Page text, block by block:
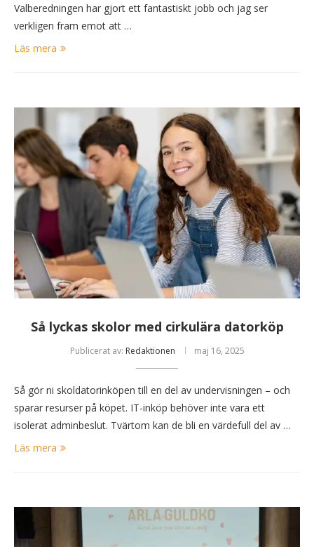
Valberedningen har gjort ett fantastiskt jobb och jag ser
verkligen fram emot att …
Läs mera
Så lyckas skolor med cirkulära datorköp
Publicerat av: Redaktionen maj 16, 2025
Så gör ni skoldatorinköpen till en del av undervisningen – och
sparar resurser på köpet. IT-inköp behöver inte vara ett
isolerat adminbeslut. Tvärtom kan de bli en värdefull del av …
Läs mera